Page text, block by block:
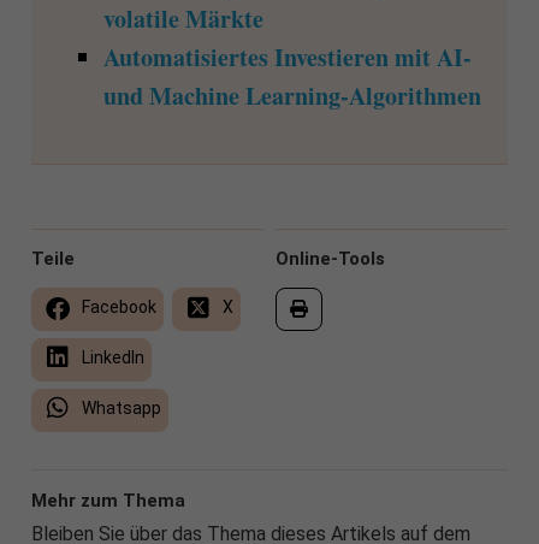
volatile Märkte
Automatisiertes Investieren mit AI-
und Machine Learning-Algorithmen
Online-Tools
Teile
Facebook X
LinkedIn
Whatsapp
Mehr zum Thema
Bleiben Sie über das Thema dieses Artikels auf dem